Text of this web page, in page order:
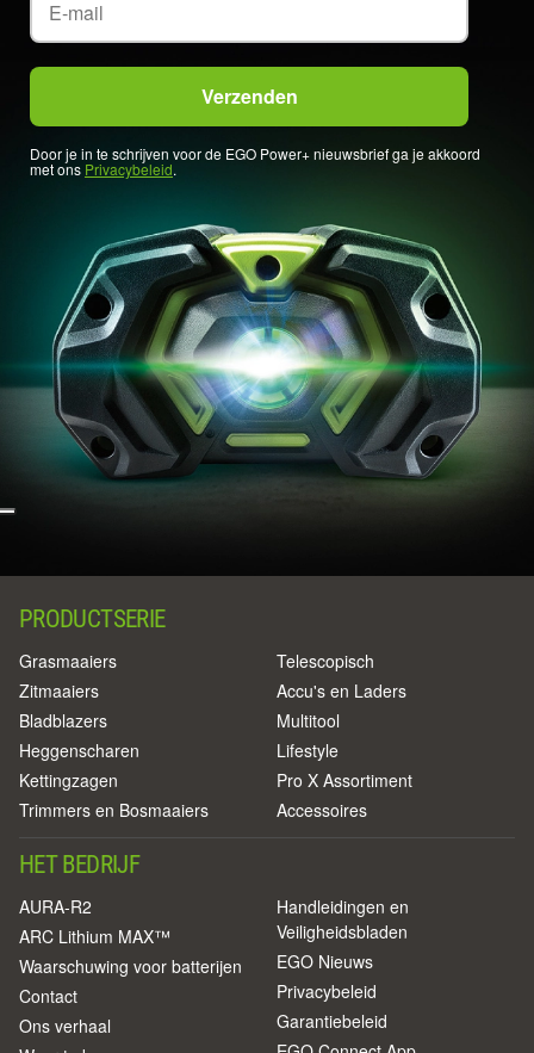
Door je in te schrijven voor de EGO Power+ nieuwsbrief ga je akkoord
met ons Privacybeleid.
PRODUCTSERIE
Grasmaaiers
Zitmaaiers
Bladblazers
Heggenscharen
Kettingzagen
Trimmers en Bosmaaiers
Telescopisch
Accu's en Laders
Multitool
Lifestyle
Pro X Assortiment
Accessoires
HET BEDRIJF
AURA-R2
ARC Lithium MAX™
Waarschuwing voor batterijen
Contact
Ons verhaal
Handleidingen en
Veiligheidsbladen
EGO Nieuws
Privacybeleid
Garantiebeleid